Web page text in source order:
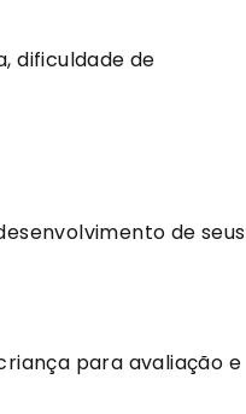
dificuldade de
de seus
para avaliação e